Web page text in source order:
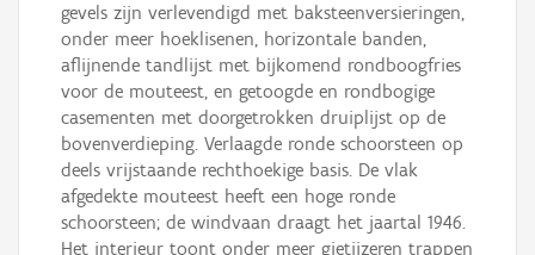
gevels zijn verlevendigd met baksteenversieringen,
onder meer hoeklisenen, horizontale banden,
aflijnende tandlijst met bijkomend rondboogfries
voor de mouteest, en getoogde en rondbogige
casementen met doorgetrokken druiplijst op de
bovenverdieping. Verlaagde ronde schoorsteen op
deels vrijstaande rechthoekige basis. De vlak
afgedekte mouteest heeft een hoge ronde
schoorsteen; de windvaan draagt het jaartal 1946.
Het interieur toont onder meer gietijzeren trappen